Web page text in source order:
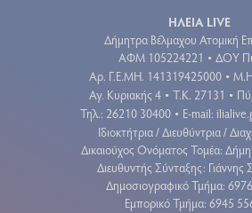
ΗΛΕΙΑ LIVE
Δήμητρα Βέλμαχου Ατομική
ΑΦΜ 105224221 • ΔΟΥ
Aρ. Γ.Ε.ΜΗ. 141319425000 •
Αγ. Κυριακής 4 • Τ.Κ. 27131 •
Τηλ.: 26210 30400 • E-mail:
Ιδιοκτήτρια / Διευθύντρια /
Δικαιούχος Ονόματος Τομέα:
Διευθυντής Σύνταξης: Γιάννης
Δημοσιογραφικό Τμήμα:
Εμπορικό Τμήμα: 6945